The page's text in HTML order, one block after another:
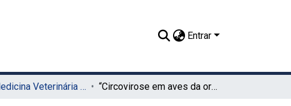
Entrar
TCC - Medicina Veterinária (Sede) “Circovirose em aves da ordem Psittaciformes: revisão de literatura”